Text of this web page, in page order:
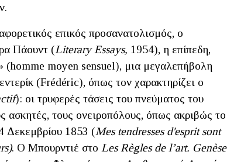
επικός προσανατολισμός, ο
Πάουντ (Literary Essays, 1954), η επίπεδη,
(homme moyen sensuel), μια μεγαλεπήβολη
(Frédéric), όπως τον χαρακτηρίζει ο
): οι τρυφερές τάσεις του πνεύματος του
ασκητές, τους ονειροπόλους, όπως ακριβώς το
Δεκεμβρίου 1853 (Mes tendresses d'esprit sont
. Ο Μπουρντιέ στο Les Règles de l’art. Genèse